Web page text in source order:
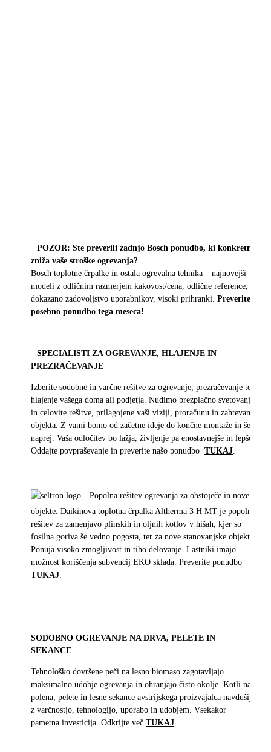
POZOR: Ste preverili zadnjo Bosch ponudbo, ki konkretno
zniža vaše stroške ogrevanja?
Bosch toplotne črpalke in ostala ogrevalna tehnika – najnovejši
modeli z odličnim razmerjem kakovost/cena, odlične reference,
dokazano zadovoljstvo uporabnikov, visoki prihranki. Preverite
posebno ponudbo tega meseca!
SPECIALISTI ZA OGREVANJE, HLAJENJE IN
PREZRAČEVANJE
Izberite sodobne in varčne rešitve za ogrevanje, prezračevanje ter
hlajenje vašega doma ali podjetja. Nudimo brezplačno svetovanje
in celovite rešitve, prilagojene vaši viziji, proračunu in zahtevam
objekta. Z vami bomo od začetne ideje do končne montaže in še
naprej. Vaša odločitev bo lažja, življenje pa enostavnejše in lepše.
Oddajte povpraševanje in preverite našo ponudbo TUKAJ.
Popolna rešitev ogrevanja za obstoječe in nove
objekte. Daikinova toplotna črpalka Altherma 3 H MT je popolna
rešitev za zamenjavo plinskih in oljnih kotlov v hišah, kjer so
fosilna goriva še vedno pogosta, ter za nove stanovanjske objekte.
Ponuja visoko zmogljivost in tiho delovanje. Lastniki imajo
možnost koriščenja subvencij EKO sklada. Preverite ponudbo
TUKAJ.
SODOBNO OGREVANJE NA DRVA, PELETE IN
SEKANCE
Tehnološko dovršene peči na lesno biomaso zagotavljajo
maksimalno udobje ogrevanja in ohranjajo čisto okolje. Kotli na
polena, pelete in lesne sekance avstrijskega proizvajalca navdušijo
z varčnostjo, tehnologijo, uporabo in udobjem. Vsekakor
pametna investicija. Odkrijte več TUKAJ.